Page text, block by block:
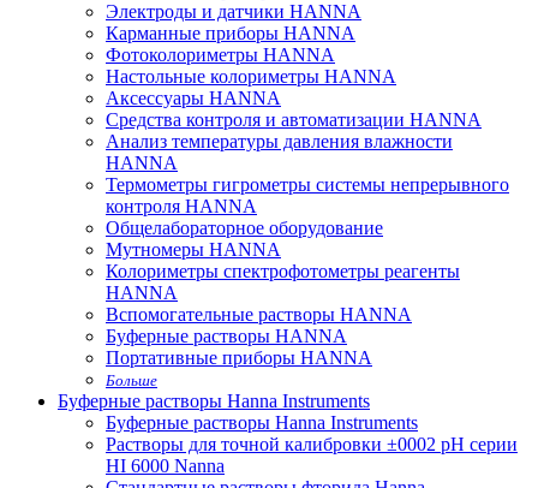
Электроды и датчики HANNA
Карманные приборы HANNA
Фотоколориметры HANNA
Настольные колориметры HANNA
Аксессуары HANNA
Средства контроля и автоматизации HANNA
Анализ температуры давления влажности
HANNA
Термометры гигрометры системы непрерывного
контроля HANNA
Общелабораторное оборудование
Мутномеры HANNA
Колориметры спектрофотометры реагенты
HANNA
Вспомогательные растворы HANNA
Буферные растворы HANNA
Портативные приборы HANNA
Больше
Буферные растворы Hanna Instruments
Буферные растворы Hanna Instruments
Растворы для точной калибровки ±0002 pH серии
HI 6000 Nanna